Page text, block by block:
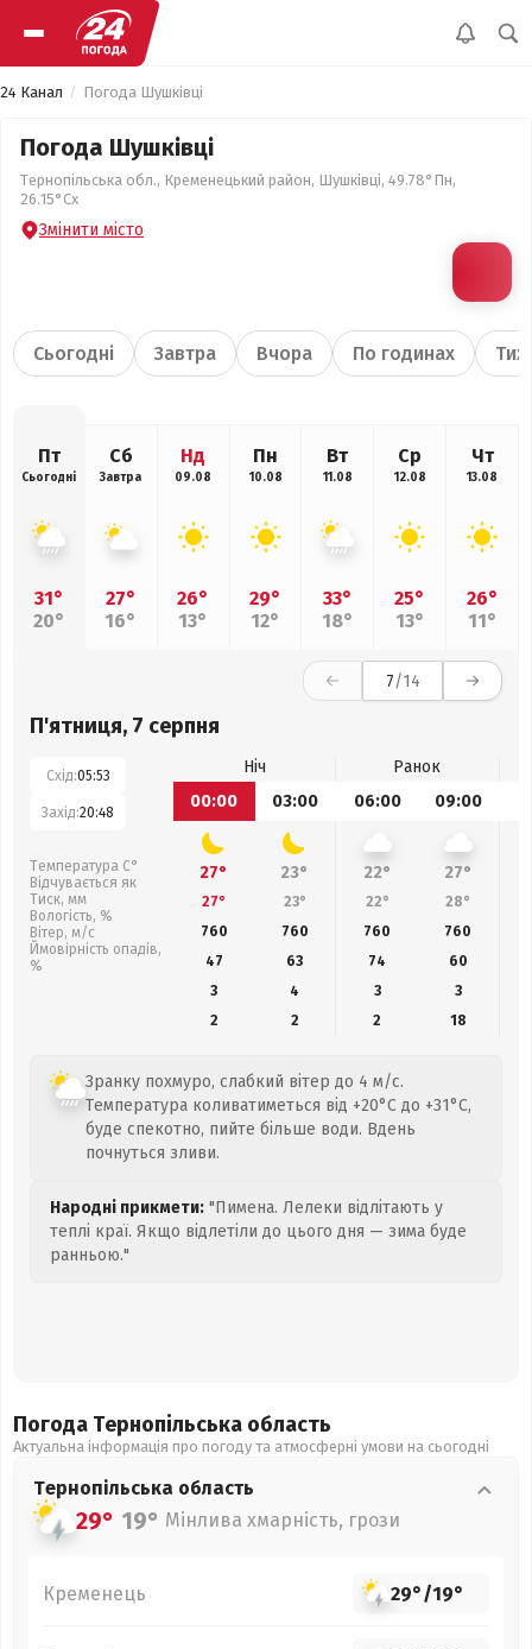
24 Канал Погода Шушківці
Погода Шушківці
Тернопільська обл., Кременецький район, Шушківці, 49.78°Пн,
26.15°Сх
Змінити місто
Сьогодні Завтра Вчора По годинах
Пт
Сьогодні
31°
20°
Сб
Завтра
27°
16°
Нд
09.08
26°
13°
Пн
10.08
29°
12°
Вт
11.08
33°
18°
Ср
12.08
25°
13°
Чт
13.08
26°
11°
7/14
П'ятниця, 7 серпня
Схід:05:53
Захід:20:48
Температура С°
Відчувається як
Тиск, мм
Вологість, %
Вітер, м/с
Ймовірність опадів,
%
Ніч
Ранок
00:00
03:00 06:00 09:00
27° 23° 22° 27°
27° 23° 22° 28°
760
760 760 760
47
63 74 60
3
4 3
3
2
2 2 18
Зранку похмуро, слабкий вітер до 4 м/с.
Температура коливатиметься від +20°C до +31°C,
буде спекотно, пийте більше води. Вдень
почнуться зливи.
Народні прикмети: "Пимена. Лелеки відлітають у
теплі краї. Якщо відлетіли до цього дня — зима буде
ранньою."
Погода Тернопільська область
Актуальна інформація про погоду та атмосферні умови на сьогодні
Тернопільська область
29° 19° Мінлива хмарність, грози
Кременець 29°/19°